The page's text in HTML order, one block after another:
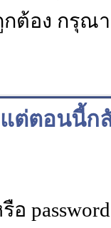
ต้อง กรุณ
ต่ตอนนี้ก
อ